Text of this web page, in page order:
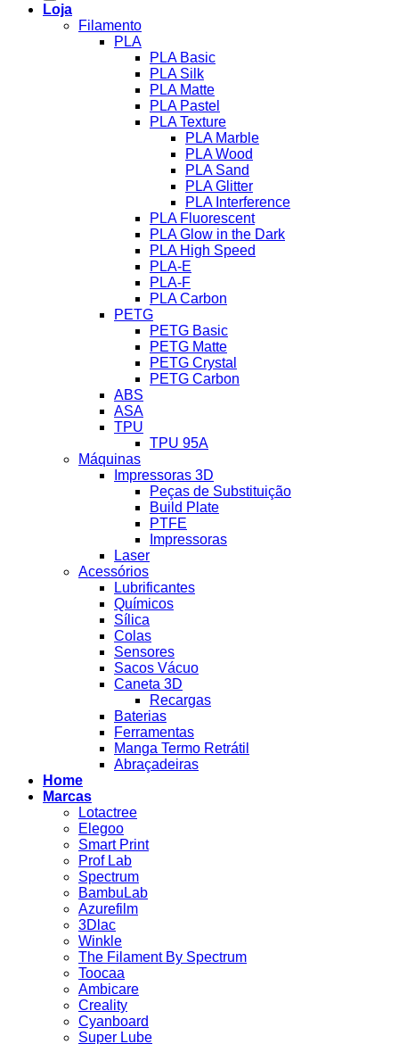
Loja
Filamento
PLA
PLA Basic
PLA Silk
PLA Matte
PLA Pastel
PLA Texture
PLA Marble
PLA Wood
PLA Sand
PLA Glitter
PLA Interference
PLA Fluorescent
PLA Glow in the Dark
PLA High Speed
PLA-E
PLA-F
PLA Carbon
PETG
PETG Basic
PETG Matte
PETG Crystal
PETG Carbon
ABS
ASA
TPU
TPU 95A
Máquinas
Impressoras 3D
Peças de Substituição
Build Plate
PTFE
Impressoras
Laser
Acessórios
Lubrificantes
Químicos
Sílica
Colas
Sensores
Sacos Vácuo
Caneta 3D
Recargas
Baterias
Ferramentas
Manga Termo Retrátil
Abraçadeiras
Home
Marcas
Lotactree
Elegoo
Smart Print
Prof Lab
Spectrum
BambuLab
Azurefilm
3Dlac
Winkle
The Filament By Spectrum
Toocaa
Ambicare
Creality
Cyanboard
Super Lube